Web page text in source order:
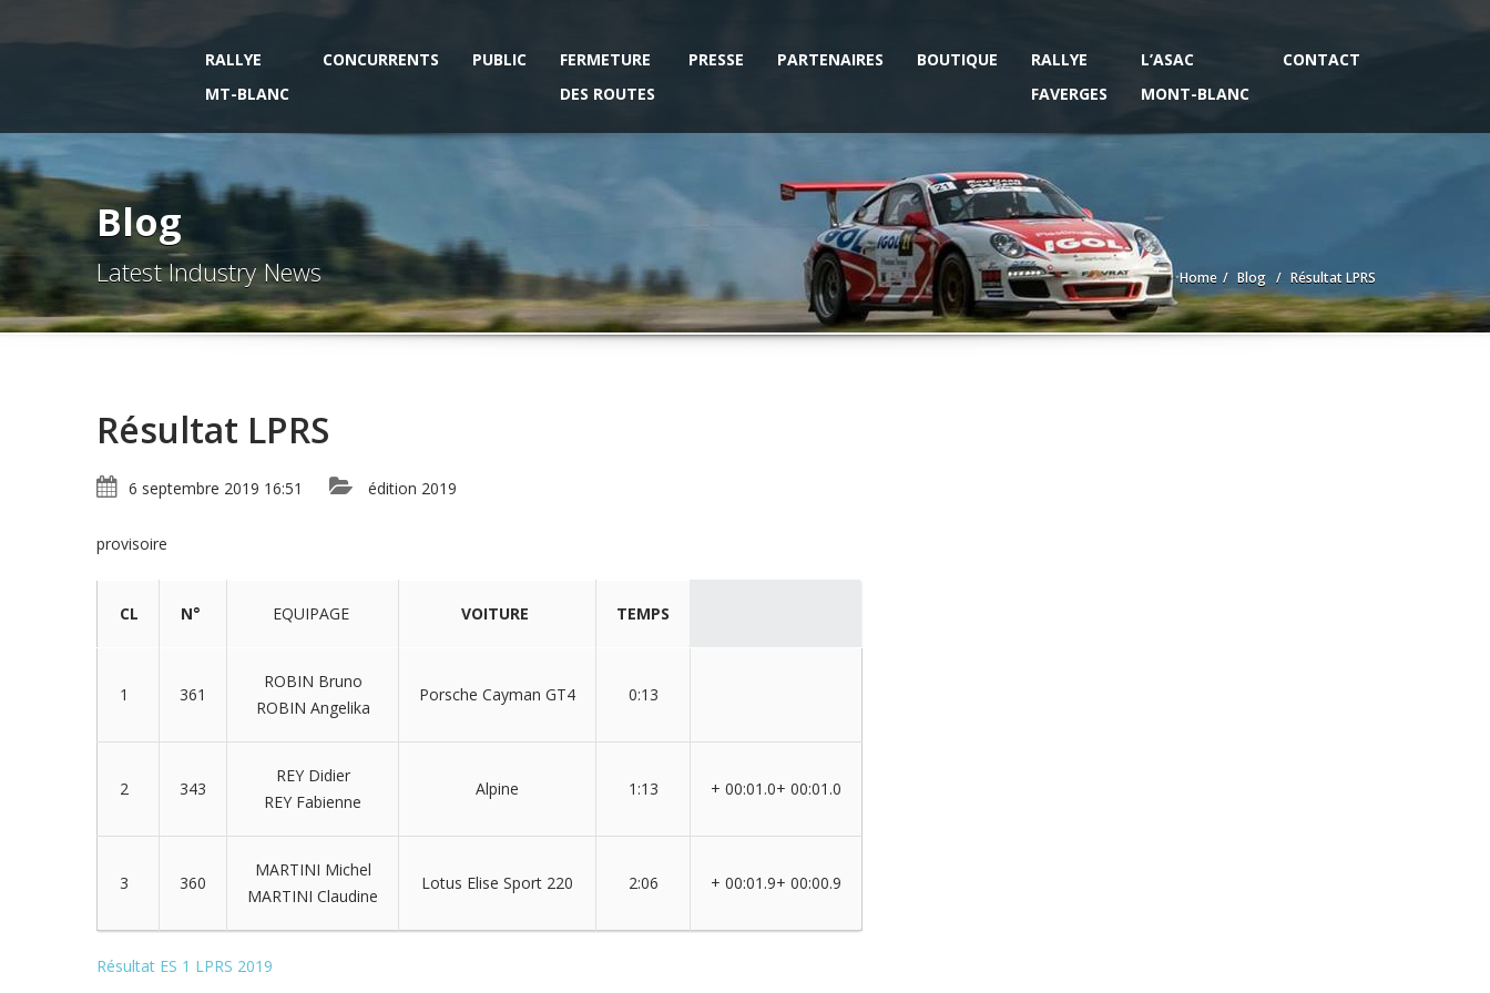
RALLYE
MT-BLANC
CONCURRENTS PUBLIC
FERMETURE
DES ROUTES
PRESSE PARTENAIRES BOUTIQUE
RALLYE
FAVERGES
L’ASAC
MONT-BLANC
CONTACT
Blog
Latest Industry News Home Blog Résultat LPRS
Résultat LPRS
6 septembre 2019 16:51 édition 2019
provisoire
CL N° EQUIPAGE VOITURE TEMPS
1 361
ROBIN Bruno
ROBIN Angelika
Porsche Cayman GT4 0:13
2 343
REY Didier
REY Fabienne
Alpine 1:13 + 00:01.0+ 00:01.0
3 360
MARTINI Michel
MARTINI Claudine
Lotus Elise Sport 220 2:06 + 00:01.9+ 00:00.9
Résultat ES 1 LPRS 2019